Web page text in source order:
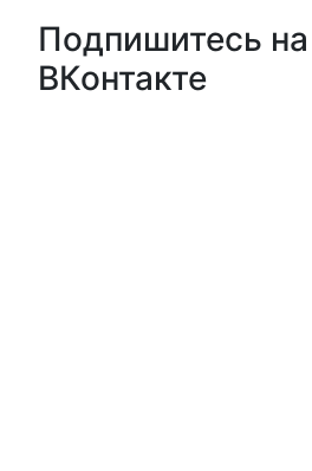
Подпишитесь на
ВКонтакте